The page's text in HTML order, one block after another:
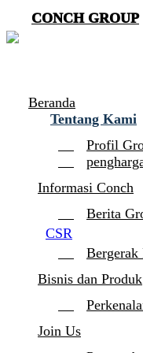
CONCH GROUP
Beranda
Tentang Kami
Profil
Informasi Conch
Berita
CSR
Bergerak
Bisnis dan Produk
Join Us